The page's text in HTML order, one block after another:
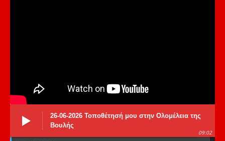
26-06-2026 Τοποθέτησή μου στην Ολομέλεια της
Βουλής
09:02